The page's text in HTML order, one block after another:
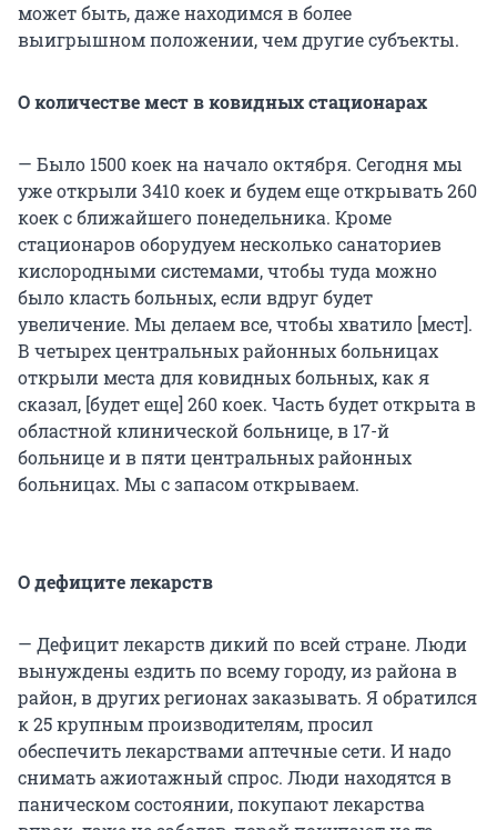
может быть, даже находимся в более
выигрышном положении, чем другие субъекты.
О количестве мест в ковидных стационарах
— Было 1500 коек на начало октября. Сегодня мы
уже открыли 3410 коек и будем еще открывать 260
коек с ближайшего понедельника. Кроме
стационаров оборудуем несколько санаториев
кислородными системами, чтобы туда можно
было класть больных, если вдруг будет
увеличение. Мы делаем все, чтобы хватило [мест].
В четырех центральных районных больницах
открыли места для ковидных больных, как я
сказал, [будет еще] 260 коек. Часть будет открыта в
областной клинической больнице, в 17-й
больнице и в пяти центральных районных
больницах. Мы с запасом открываем.
О дефиците лекарств
— Дефицит лекарств дикий по всей стране. Люди
вынуждены ездить по всему городу, из района в
район, в других регионах заказывать. Я обратился
к 25 крупным производителям, просил
обеспечить лекарствами аптечные сети. И надо
снимать ажиотажный спрос. Люди находятся в
паническом состоянии, покупают лекарства